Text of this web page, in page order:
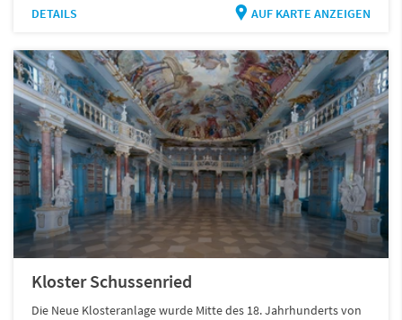
DETAILS AUF KARTE ANZEIGEN
Kloster Schussenried
Die Neue Klosteranlage wurde Mitte des 18. Jahrhunderts von